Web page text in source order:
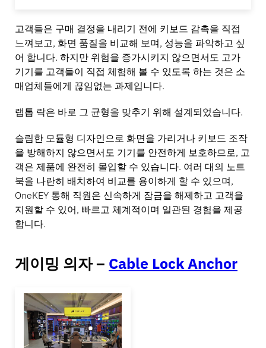
고객들은 구매 결정을 내리기 전에 키보드 감촉을 직접
느껴보고, 화면 품질을 비교해 보며, 성능을 파악하고 싶
어 합니다. 하지만 위험을 증가시키지 않으면서도 고가
기기를 고객들이 직접 체험해 볼 수 있도록 하는 것은 소
매업체들에게 끊임없는 과제입니다.
랩톱 락은 바로 그 균형을 맞추기 위해 설계되었습니다.
슬림한 모듈형 디자인으로 화면을 가리거나 키보드 조작
을 방해하지 않으면서도 기기를 안전하게 보호하므로, 고
객은 제품에 완전히 몰입할 수 있습니다. 여러 대의 노트
북을 나란히 배치하여 비교를 용이하게 할 수 있으며,
OneKEY 통해 직원은 신속하게 잠금을 해제하고 고객을
지원할 수 있어, 빠르고 체계적이며 일관된 경험을 제공
합니다.
게이밍 의자 – Cable Lock Anchor